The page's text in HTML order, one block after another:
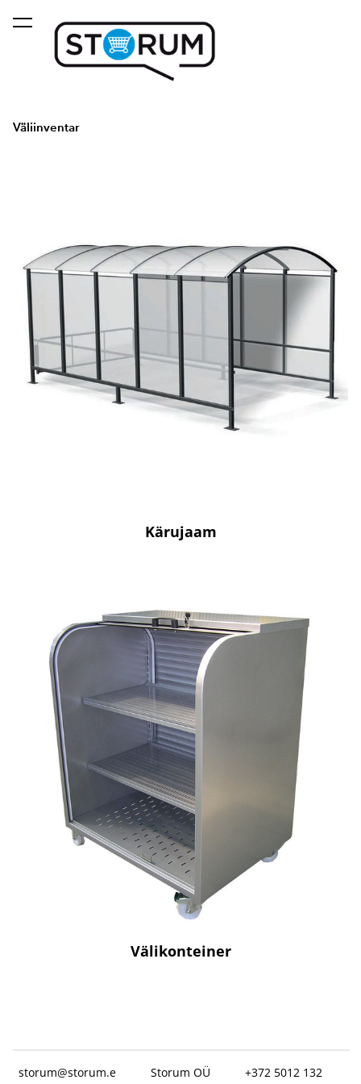
lisati ostukorvi. Vaata ostukorvi
Väliinventar
Kärujaam
Välikonteiner
storum@storum.e
Storum OÜ +372 5012 132